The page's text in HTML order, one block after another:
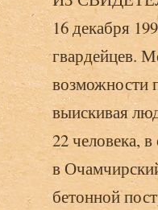
16 декабря
гвардейцев.
возможности
выискивая
22 человека,
в
бетонной